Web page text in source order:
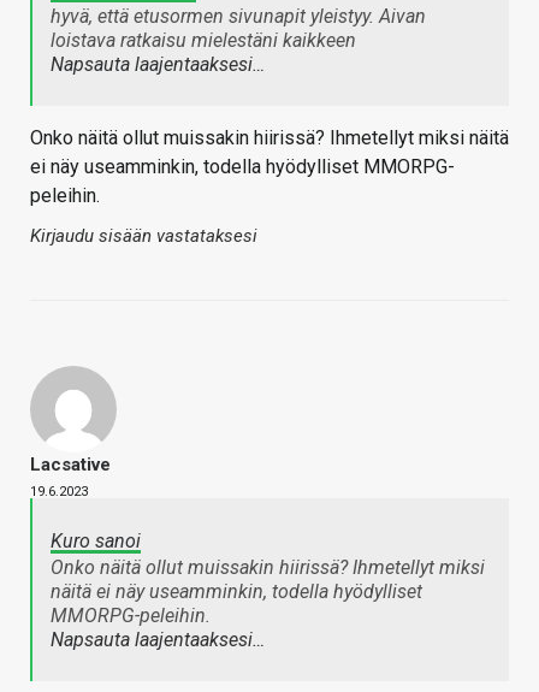
hyvä, että etusormen sivunapit yleistyy. Aivan
loistava ratkaisu mielestäni kaikkeen
Napsauta laajentaaksesi…
Onko näitä ollut muissakin hiirissä? Ihmetellyt miksi näitä
ei näy useamminkin, todella hyödylliset MMORPG-
peleihin.
Kirjaudu sisään vastataksesi
Lacsative
19.6.2023
Kuro sanoi
Onko näitä ollut muissakin hiirissä? Ihmetellyt miksi
näitä ei näy useamminkin, todella hyödylliset
MMORPG-peleihin.
Napsauta laajentaaksesi…